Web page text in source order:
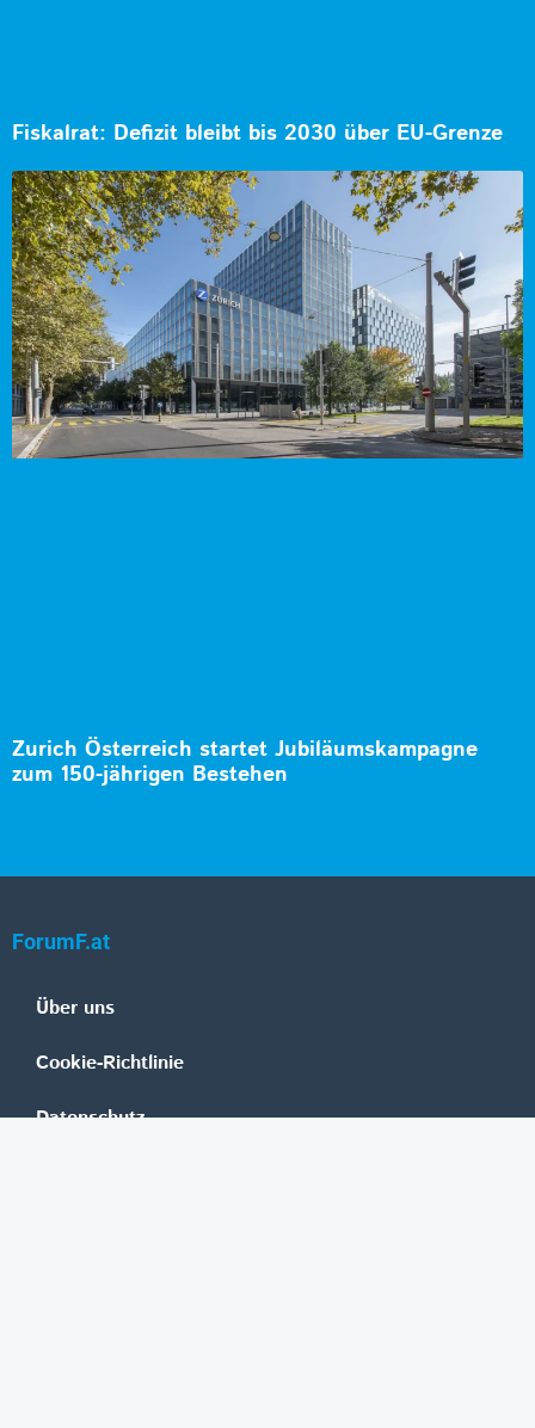
Fiskalrat: Defizit bleibt bis 2030 über EU-Grenze
Zurich Österreich startet Jubiläumskampagne
zum 150-jährigen Bestehen
ForumF.at
Über uns
Cookie-Richtlinie
Datenschutz